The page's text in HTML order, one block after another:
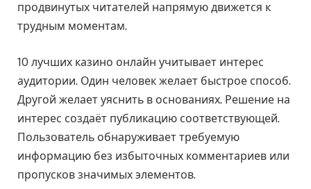
продвинутых читателей напрямую движется к
трудным моментам.
10 лучших казино онлайн учитывает интерес
аудитории. Один человек желает быстрое способ.
Другой желает уяснить в основаниях. Решение на
интерес создаёт публикацию соответствующей.
Пользователь обнаруживает требуемую
информацию без избыточных комментариев или
пропусков значимых элементов.